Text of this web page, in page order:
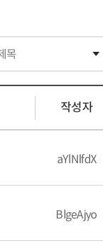
작성자
aYlNlfdX
BlgeAjyo